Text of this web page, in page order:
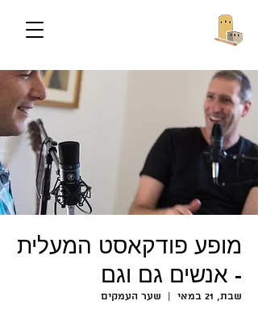
מופע פודקאסט המעלית
- אנשים גם וגם
שבת, 21 במאי
  |
שער העמקים